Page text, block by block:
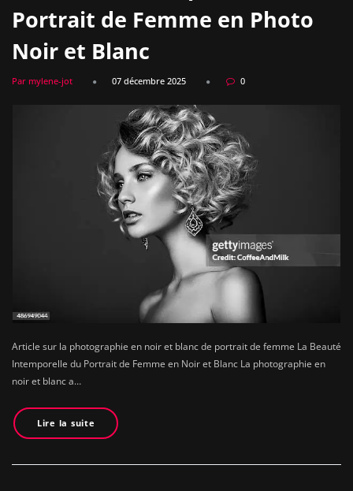
Portrait de Femme en Photo
Noir et Blanc
Par mylene-jot 07 décembre 2025 0
Article sur la photographie en noir et blanc de portrait de femme La Beauté
Intemporelle du Portrait de Femme en Noir et Blanc La photographie en
noir et blanc a…
Lire la suite